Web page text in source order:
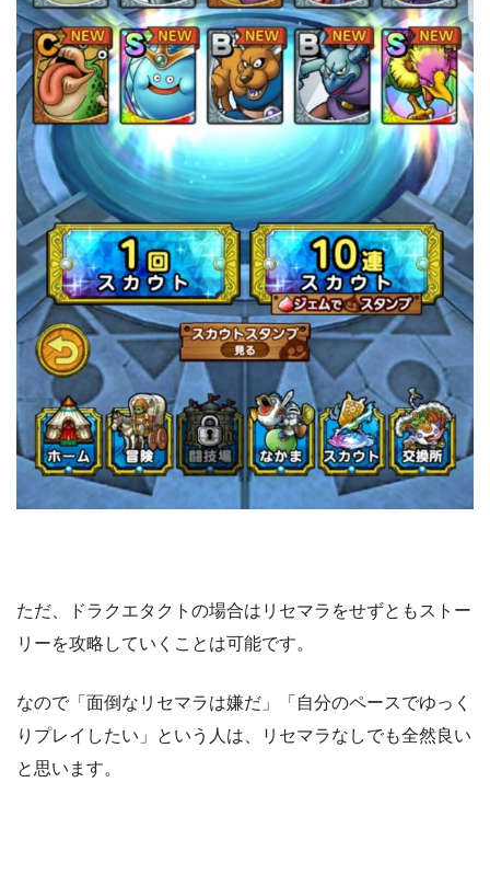
ただ、ドラクエタクトの場合はリセマラをせずともストー
リーを攻略していくことは可能です。
なので「面倒なリセマラは嫌だ」「自分のペースでゆっく
りプレイしたい」という人は、リセマラなしでも全然良い
と思います。